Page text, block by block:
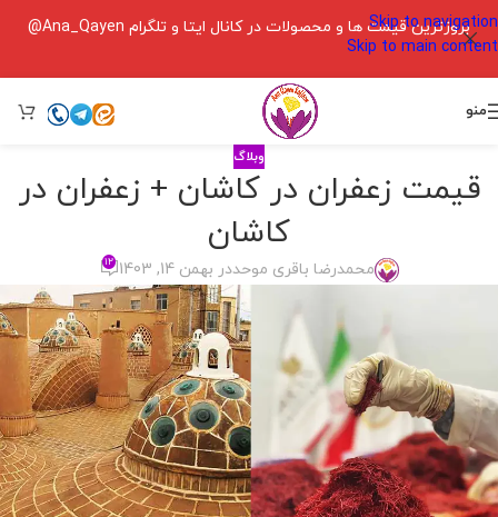
Skip to navigation
Skip to main content
بروزترین قیمت ها و محصولات در کانال ایتا و تلگرام Ana_Qayen@
منو
وبلاگ
قیمت زعفران در کاشان + زعفران در
کاشان
محمدرضا باقری موحددر بهمن 14, 1403 ۱۲